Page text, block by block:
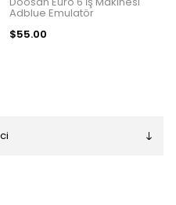
Adblue Emulatör
$55.00